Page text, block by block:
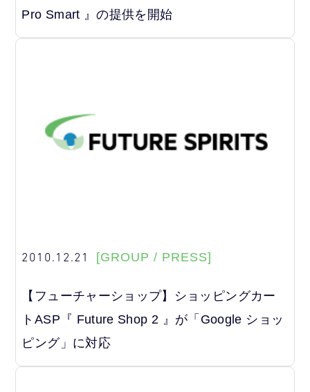
Pro Smart 』の提供を開始
2010.12.21 [GROUP / PRESS]
【フューチャーショップ】ショッピングカー
トASP『 Future Shop 2 』が「Google ショッ
ピング」に対応